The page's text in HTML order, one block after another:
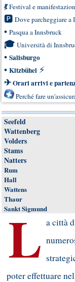
💃Festival e
🅿 Dove parcheggiare a
• Pasqua a Innsbruck
🎓 Università di
• Salisburgo
• Kitzbühel ⚡
✈Orari arrivi e
Perché fare
Seefeld
Wattenberg
Volders
Stams
Natters
Rum
Hall
Wattens
Thaur
Sankt Sigmund
L a città
poter effettuare